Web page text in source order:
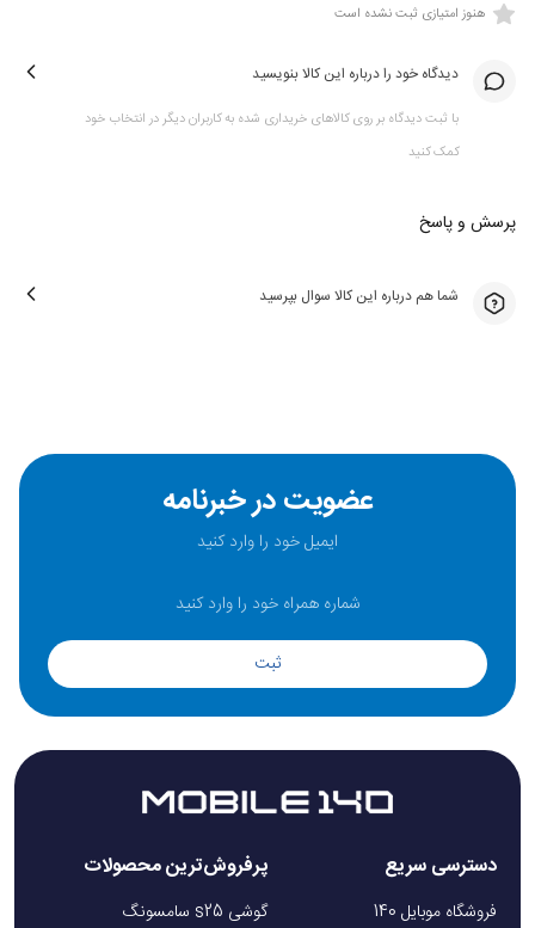
هنوز امتیازی ثبت نشده است
دیدگاه خود را درباره این کالا بنویسید
با ثبت دیدگاه بر روی کالاهای خریداری شده به کاربران دیگر در انتخاب خود
کمک کنید
پرسش و پاسخ
شما هم درباره این کالا سوال بپرسید
عضویت در خبرنامه
ثبت
دسترسی سریع
فروشگاه موبایل 140
پرفروش‌ترین محصولات
گوشی s25 سامسونگ